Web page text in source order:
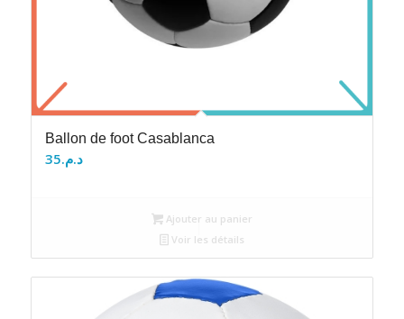
Ballon de foot Casablanca
د.م.35
Ajouter au panier
Voir les détails